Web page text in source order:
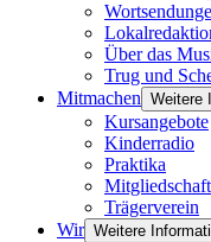
Über das
Trug und
Mitmachen Weitere
Kursangebote
Kinderradio
Praktika
Mitgliedschaft
Trägerverein
Wir Weitere